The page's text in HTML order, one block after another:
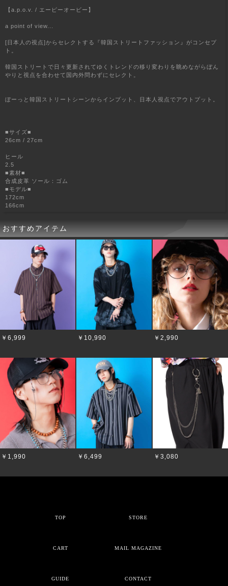
【a.p.o.v. / エーピーオービー】
a point of view...
[日本人の視点]からセレクトする『韓国ストリートファッション』がコンセプ
ト。
韓国ストリートで日々更新されてゆくトレンドの移り変わりを眺めながらぼん
やりと視点を合わせて国内外問わずにセレクト。
ぼーっと韓国ストリートシーンからインプット、日本人視点でアウトプット。
■サイズ■
26cm / 27cm
ヒール
2.5
■素材■
合成皮革 ソール：ゴム
■モデル■
172cm
166cm
おすすめアイテム
￥6,999 ￥10,990 ￥2,990
￥1,990 ￥6,499 ￥3,080
TOP STORE
CART MAIL MAGAZINE
GUIDE CONTACT